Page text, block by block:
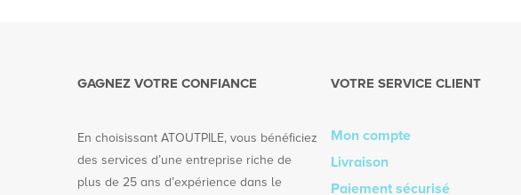
GAGNEZ VOTRE CONFIANCE
En choisissant ATOUTPILE, vous bénéficiez
des services d’une entreprise riche de
plus de 25 ans d’expérience dans le
VOTRE SERVICE CLIENT
Mon compte
Livraison
Paiement sécurisé